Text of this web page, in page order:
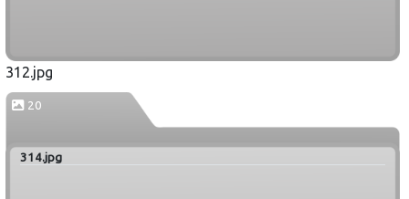
312.jpg
20
314.jpg